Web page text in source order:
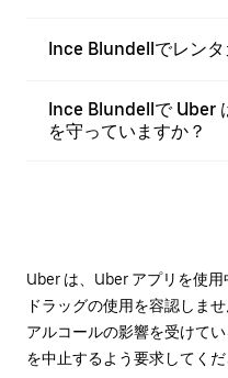
Ince Blundellでレン
Ince Blundellで Uber
を守っていますか？
Uber は、Uber アプリを使
ドラッグの使用を容認しま
アルコールの影響を受けて
を中止するよう要求してくだ